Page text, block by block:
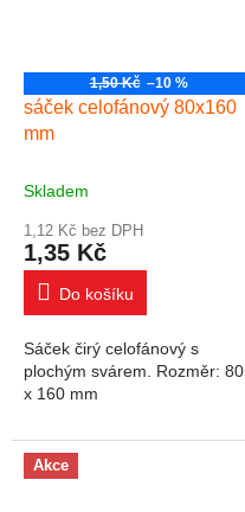
1,50 Kč –10 %
sáček celofánový 80x160
mm
Skladem
1,12 Kč bez DPH
1,35 Kč
Do košíku
Sáček čirý celofánový s
plochým svárem. Rozměr: 80
x 160 mm
Akce